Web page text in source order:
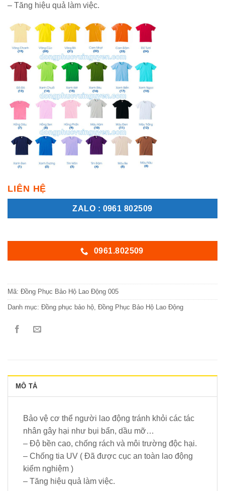
– Tăng hiệu quả làm việc.
LIÊN HỆ
ZALO : 0961 802509
0961.802509
Mã: Đồng Phục Bảo Hộ Lao Động 005
Danh mục: Đồng phục bảo hộ Đồng Phục Bảo Hộ Lao Động
MÔ TẢ
Bảo vệ cơ thể người lao động tránh khỏi các tác
nhân gây hại như bụi bẩn, dầu mỡ…
– Độ bền cao, chống rách và môi trường độc hại.
– Chống tia UV ( Đã được cục an toàn lao động
kiểm nghiệm )
– Tăng hiệu quả làm việc.